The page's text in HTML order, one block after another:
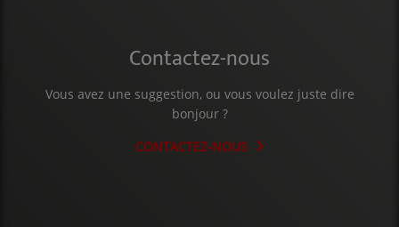
L'ŒIL DE L'OIE | PRÉSENTATION
VIDÉOS | L’ŒIL DE L'OIE
Contactez-nous
Vous avez une suggestion, ou vous voulez juste dire
bonjour ?
CONTACTEZ-NOUS